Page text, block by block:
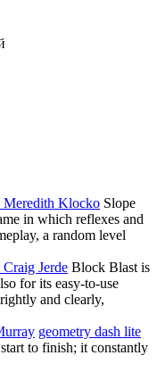
Meredith Klocko Slope
in which reflexes and
a random level
Jerde Block Blast is
for its easy-to-use
and clearly,
geometry dash lite
to finish; it constantly